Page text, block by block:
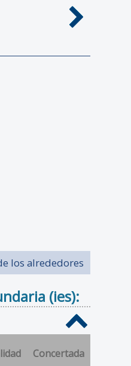
los alrededores
(ies):
Concertada